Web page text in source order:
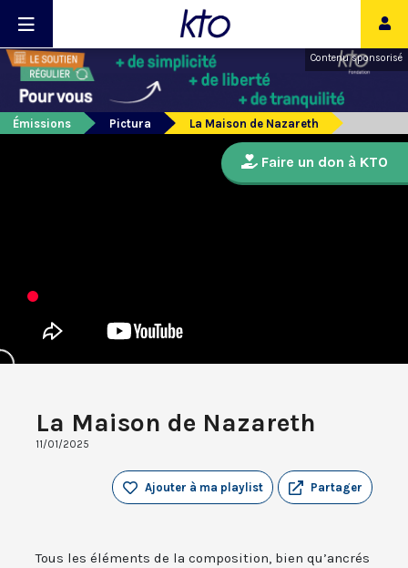
Contenu sponsorisé
Émissions Pictura La Maison de Nazareth
La Maison de Nazareth
11/01/2025
Partager
Ajouter à ma playlist
Tous les éléments de la composition, bien qu’ancrés
Faire un don à KTO